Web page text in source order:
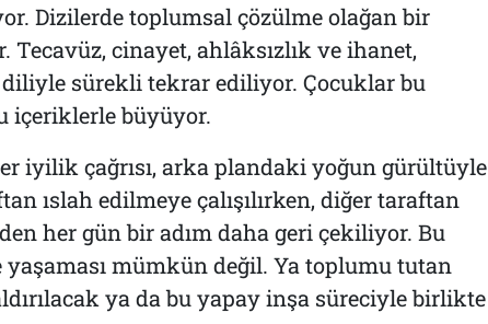
Dizilerde toplumsal çözülme olağan bir
cinayet, ahlâksızlık ve ihanet,
diliyle sürekli tekrar ediliyor. Çocuklar bu
içeriklerle büyüyor.
iyilik çağrısı, arka plandaki yoğun gürültüyle
ıslah edilmeye çalışılırken, diğer taraftan
her gün bir adım daha geri çekiliyor. Bu
mümkün değil. Ya toplumu tutan
ya da bu yapay inşa süreciyle birlikte